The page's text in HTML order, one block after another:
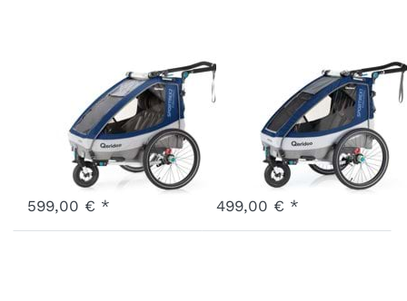
Sportrex2
Limited
Edition Blau
Q6-20-LB
Ausverkauft - wird nachgeliefert, sobald wieder auf Lager.
599,00 € *
Sportrex1
Limited
Edition Blau
Q3-20-LB
Ausverkauft - wird nachgeliefert, sobald wieder auf Lager.
499,00 € *